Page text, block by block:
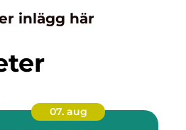
inlägg här
07. aug